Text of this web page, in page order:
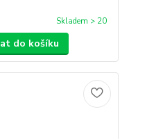
Skladem > 20
do košíku